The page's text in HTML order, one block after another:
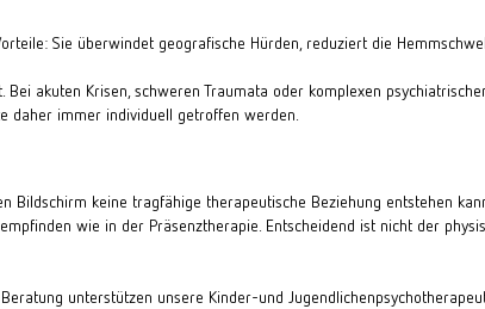
Sie überwindet geografische Hürden, reduziert die
akuten Krisen, schweren Traumata oder komplexen
daher immer individuell getroffen werden.
Bildschirm keine tragfähige therapeutische Beziehung entstehen
wie in der Präsenztherapie. Entscheidend ist nicht der
unterstützen unsere Kinder-und